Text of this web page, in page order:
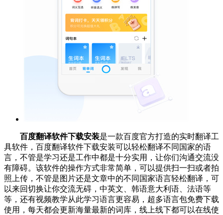
百度翻译软件下载安装是一款百度官方打造的实时翻译工
具软件，百度翻译软件下载安装可以轻松翻译不同国家的语
言，不管是学习还是工作中都是十分实用，让你们沟通交流没
有障碍。该软件的操作方式非常简单，可以提供扫一扫或者拍
照上传，不管是图片还是文章中的不同国家语言轻松翻译，可
以来回切换让你交流无碍，中英文、韩语意大利语、法语等
等，还有视频教学从此学习语言更容易，超多语言包免费下载
使用，每天都会更新海量最新的词库，线上线下都可以在线使